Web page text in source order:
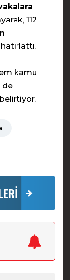
112
kamu
de
belirtiyor.